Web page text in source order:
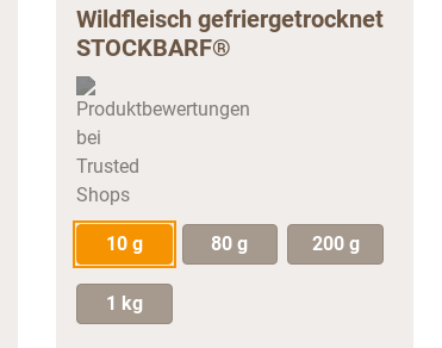
Wildfleisch gefriergetrocknet
STOCKBARF®
10 g 80 g 200 g
1 kg